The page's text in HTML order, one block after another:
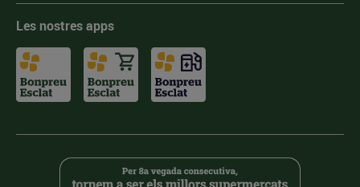
Les nostres apps